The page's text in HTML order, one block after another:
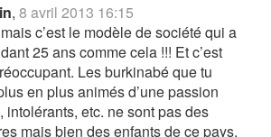
,8 avril 2013 16:15
c’est le modèle de société qui a
25 ans comme cela !!! Et c’est
Les burkinabé que tu
en plus animés d’une passion
intolérants, etc. ne sont pas des
mais bien des enfants de ce pays,